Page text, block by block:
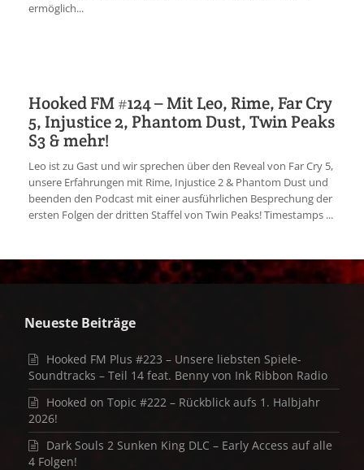
ermöglich...
Hooked FM #124 – Mit Leo, Rime, Far Cry
5, Injustice 2, Phantom Dust, Twin Peaks
S3 & mehr!
Leo ist zu Gast und wir sprechen über den Reveal von Far Cry 5,
unsere Erfahrungen mit Rime, Injustice 2 & Phantom Dust und
beenden den Podcast mit einer ausführlichen Besprechung der
ersten Folgen der dritten Staffel von Twin Peaks! Timestamps ...
Neueste Beiträge
Hooked FM Plus #223 – Unsere liebsten Spiele-
Soundtracks – Teil 14 feat. Benny von Ink Ribbon Radio
Hooked on Topic #222 – Rückblick aufs 1. Halbjahr
2026!
Dark Souls 2 Sunken King DLC – Early Access auf alle
4 Folgen!